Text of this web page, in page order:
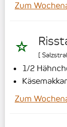
Zum
[
1/2
Zum